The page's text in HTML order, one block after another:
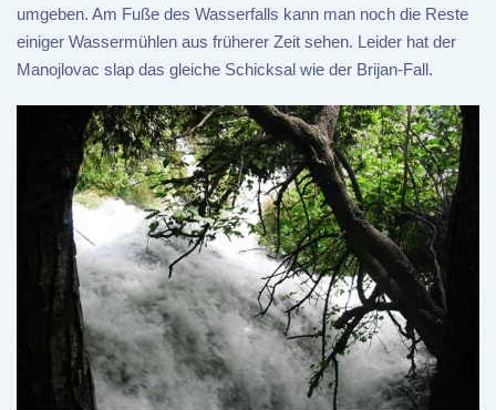
umgeben. Am Fuße des Wasserfalls kann man noch die Reste
einiger Wassermühlen aus früherer Zeit sehen. Leider hat der
Manojlovac slap das gleiche Schicksal wie der Brijan-Fall.